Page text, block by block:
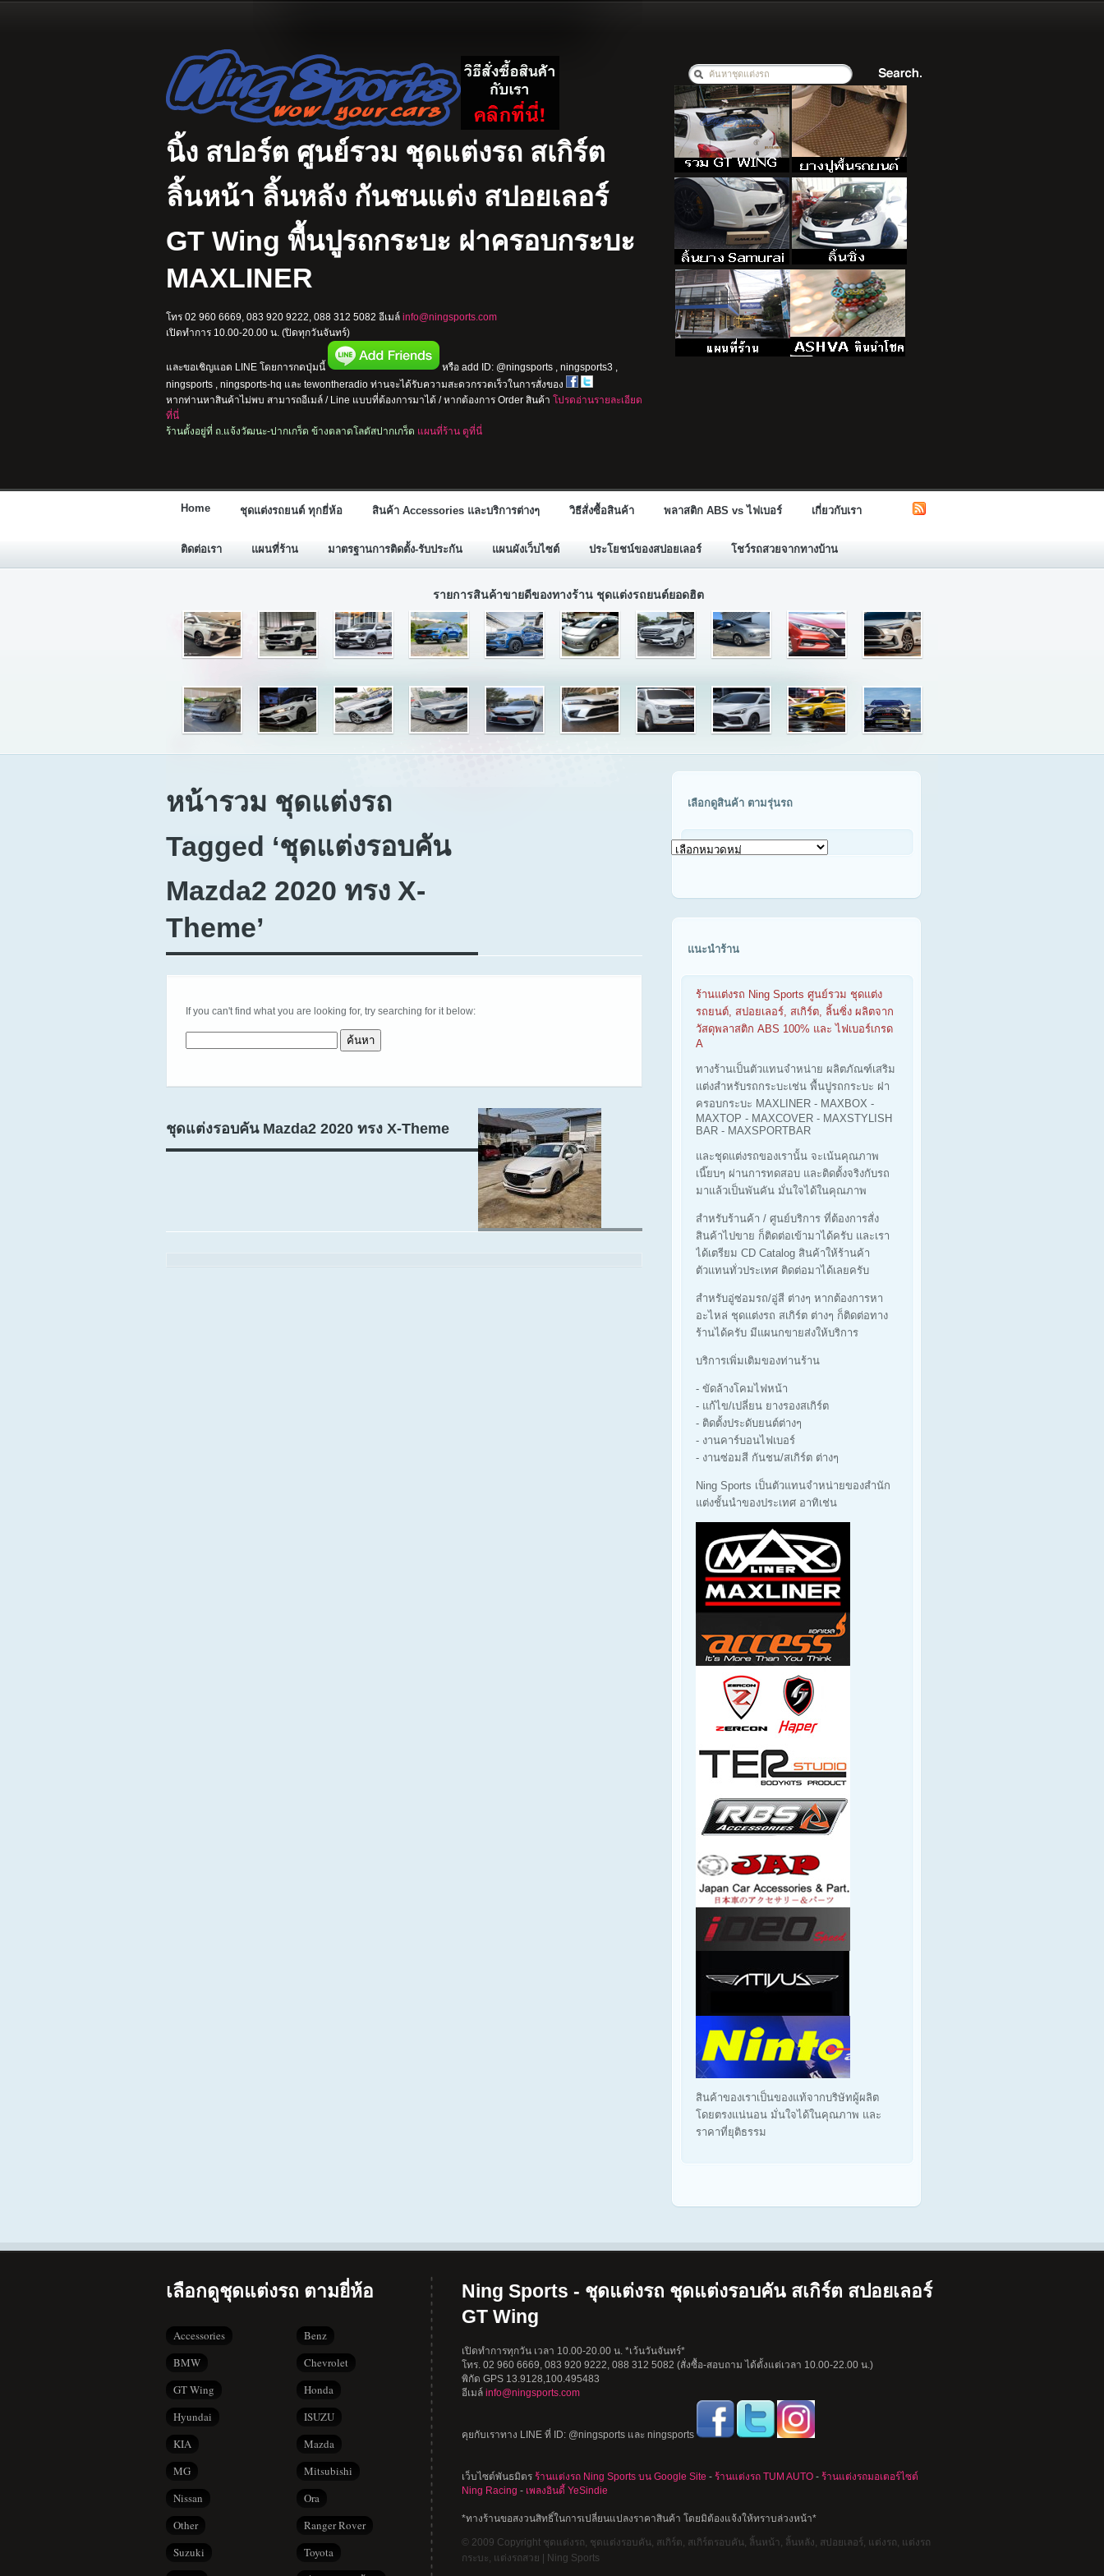
นิ้ง สปอร์ต ศูนย์รวม ชุดแต่งรถ สเกิร์ต
ลิ้นหน้า ลิ้นหลัง กันชนแต่ง สปอยเลอร์
GT Wing พื้นปูรถกระบะ ฝาครอบกระบะ
MAXLINER
โทร 02 960 6669, 083 920 9222, 088 312 5082 อีเมล์ info@ningsports.com
เปิดทำการ 10.00-20.00 น. (ปิดทุกวันจันทร์)
และขอเชิญแอด LINE โดยการกดปุ่มนี้
หรือ add ID: @ningsports , ningsports3 ,
ningsports , ningsports-hq และ tewontheradio ท่านจะได้รับความสะดวกรวดเร็วในการสั่งของ
หากท่านหาสินค้าไม่พบ สามารถอีเมล์ / Line แบบที่ต้องการมาได้ / หากต้องการ Order สินค้า โปรดอ่านรายละเอียด
ที่นี่
ร้านตั้งอยู่ที่ ถ.แจ้งวัฒนะ-ปากเกร็ด ข้างตลาดโลตัสปากเกร็ด แผนที่ร้าน ดูที่นี่
Home ชุดแต่งรถยนต์ ทุกยี่ห้อ สินค้า Accessories และบริการต่างๆ วิธีสั่งซื้อสินค้า พลาสติก ABS vs ไฟเบอร์ เกี่ยวกับเรา
ติดต่อเรา แผนที่ร้าน มาตรฐานการติดตั้ง-รับประกัน แผนผังเว็บไซต์ ประโยชน์ของสปอยเลอร์ โชว์รถสวยจากทางบ้าน
รายการสินค้าขายดีของทางร้าน ชุดแต่งรถยนต์ยอดฮิต
หน้ารวม ชุดแต่งรถ
Tagged ‘ชุดแต่งรอบคัน
Mazda2 2020 ทรง X-
Theme’
If you can't find what you are looking for, try searching for it below:
ชุดแต่งรอบคัน Mazda2 2020 ทรง X-Theme
เลือกดูสินค้า ตามรุ่นรถ
เลือก
รถ
แนะนำร้าน
ร้านแต่งรถ Ning Sports ศูนย์รวม ชุดแต่ง
รถยนต์, สปอยเลอร์, สเกิร์ต, ลิ้นซิ่ง ผลิตจาก
วัสดุพลาสติก ABS 100% และ ไฟเบอร์เกรด
A
ทางร้านเป็นตัวแทนจำหน่าย ผลิตภัณฑ์เสริม
แต่งสำหรับรถกระบะเช่น พื้นปูรถกระบะ ฝา
ครอบกระบะ MAXLINER - MAXBOX -
MAXTOP - MAXCOVER - MAXSTYLISH
BAR - MAXSPORTBAR
และชุดแต่งรถของเรานั้น จะเน้นคุณภาพ
เนี๊ยบๆ ผ่านการทดสอบ และติดตั้งจริงกับรถ
มาแล้วเป็นพันคัน มั่นใจได้ในคุณภาพ
สำหรับร้านค้า / ศูนย์บริการ ที่ต้องการสั่ง
สินค้าไปขาย ก็ติดต่อเข้ามาได้ครับ และเรา
ได้เตรียม CD Catalog สินค้าให้ร้านค้า
ตัวแทนทั่วประเทศ ติดต่อมาได้เลยครับ
สำหรับอู่ซ่อมรถ/อู่สี ต่างๆ หากต้องการหา
อะไหล่ ชุดแต่งรถ สเกิร์ต ต่างๆ ก็ติดต่อทาง
ร้านได้ครับ มีแผนกขายส่งให้บริการ
บริการเพิ่มเติมของท่านร้าน
- ขัดล้างโคมไฟหน้า
- แก้ไข/เปลี่ยน ยางรองสเกิร์ต
- ติดตั้งประดับยนต์ต่างๆ
- งานคาร์บอนไฟเบอร์
- งานซ่อมสี กันชน/สเกิร์ต ต่างๆ
Ning Sports เป็นตัวแทนจำหน่ายของสำนัก
แต่งชั้นนำของประเทศ อาทิเช่น
สินค้าของเราเป็นของแท้จากบริษัทผู้ผลิต
โดยตรงแน่นอน มั่นใจได้ในคุณภาพ และ
ราคาที่ยุติธรรม
เลือกดูชุดแต่งรถ ตามยี่ห้อ
Accessories
Benz
BMW
Chevrolet
GT Wing
Honda
Hyundai
ISUZU
KIA
Mazda
MG
Mitsubishi
Nissan
Ora
Other
Ranger Rover
Suzuki
Toyota
Ning Sports - ชุดแต่งรถ ชุดแต่งรอบคัน สเกิร์ต สปอยเลอร์
GT Wing
เปิดทำการทุกวัน เวลา 10.00-20.00 น. *เว้นวันจันทร์*
โทร. 02 960 6669, 083 920 9222, 088 312 5082 (สั่งซื้อ-สอบถาม ได้ตั้งแต่เวลา 10.00-22.00 น.)
พิกัด GPS 13.9128,100.495483
อีเมล์ info@ningsports.com
คุยกับเราทาง LINE ที่ ID: @ningsports และ ningsports
เว็บไซต์พันธมิตร ร้านแต่งรถ Ning Sports บน Google Site - ร้านแต่งรถ TUM AUTO - ร้านแต่งรถมอเตอร์ไซต์
Ning Racing - เพลงอินดี้ YeSindie
*ทางร้านขอสงวนสิทธิ์ในการเปลี่ยนแปลงราคาสินค้า โดยมิต้องแจ้งให้ทราบล่วงหน้า*
© 2009 Copyright ชุดแต่งรถ, ชุดแต่งรอบคัน, สเกิร์ต, สเกิร์ตรอบคัน, ลิ้นหน้า, ลิ้นหลัง, สปอยเลอร์, แต่งรถ, แต่งรถ
กระบะ, แต่งรถสวย | Ning Sports